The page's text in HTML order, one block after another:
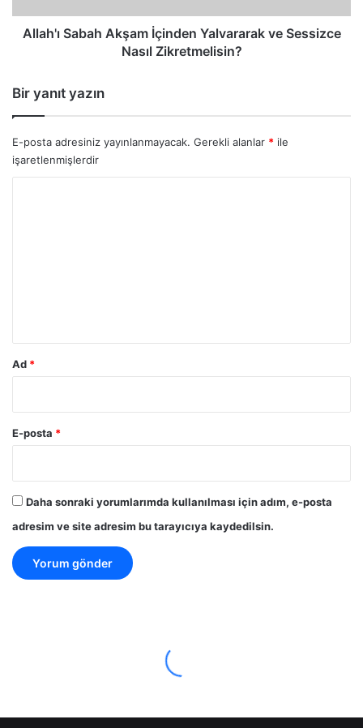
Zikretmelisin?
Allah'ı Sabah Akşam İçinden Yalvararak ve Sessizce
Nasıl Zikretmelisin?
Bir yanıt yazın
E-posta adresiniz yayınlanmayacak. Gerekli alanlar * ile
işaretlenmişlerdir
Ad *
E-posta *
Daha sonraki yorumlarımda kullanılması için adım, e-posta
adresim ve site adresim bu tarayıcıya kaydedilsin.